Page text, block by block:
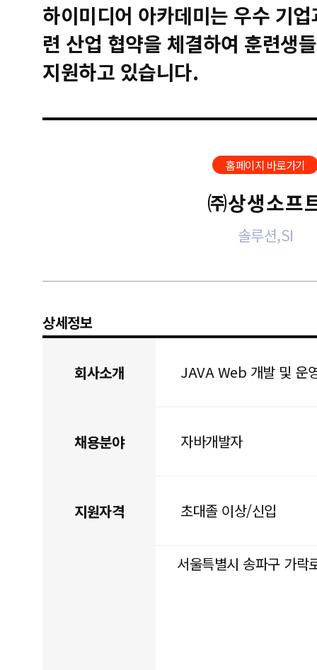
하이미디어 아카데미는 우수 기
련 산업 협약을 체결하여 훈련생
지원하고 있습니다.
홈페이지 바로가기
㈜상생소프
솔루션,SI
상세정보
회사소개 JAVA Web 개발 및 운
채용분야 자바개발자
지원자격 초대졸 이상/신입
서울특별시 송파구 가락